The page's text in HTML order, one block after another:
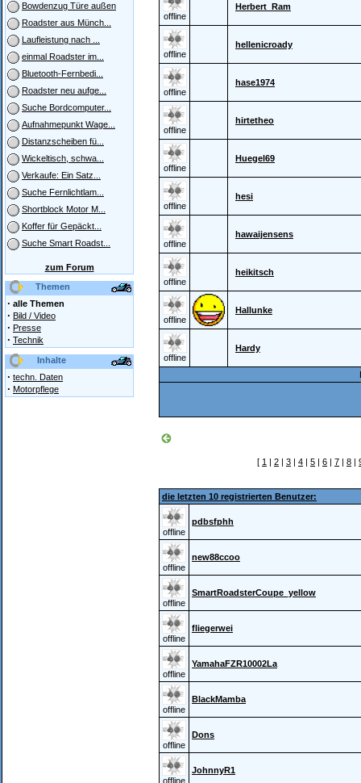
Bowdenzug Türe außen
Roadster aus Münch...
Laufleistung nach ...
einmal Roadster im...
Bluetooth-Fernbedi...
Roadster neu aufge...
Suche Bordcomputer...
Aufnahmepunkt Wage...
Distanzscheiben fü...
Wickeltisch, schwa...
Verkaufe: Ein Satz...
Suche Fernlichtlam...
Shortblock Motor M...
Koffer für Gepäckt...
Suche Smart Roadst...
zum Forum
Themen
· alle Themen
· Bild / Video
· Presse
· Technik
Inhalte
· techn. Daten
· Motorpflege
offline
Herbert_Ram
offline
hellenicroady
offline
hase1974
offline
hirtetheo
offline
Huegel69
offline
hesi
offline
hawaijensens
offline
heikitsch
offline
Hallunke
offline
Hardy
[ 1 | 2 | 3 | 4 | 5 | 6 | 7 | 8 |
die letzten 10 registrierten Benutzer:
offline
pdbsfphh
offline
new88ccoo
offline
SmartRoadsterCoupe_yellow
offline
fliegerwei
offline
YamahaFZR10002La
offline
BlackMamba
offline
Dons
offline
JohnnyR1